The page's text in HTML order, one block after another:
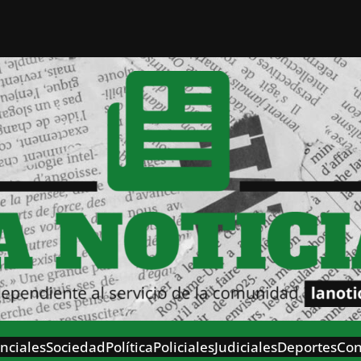
SociedadPolíticaPolicialesJudicialesDeportes